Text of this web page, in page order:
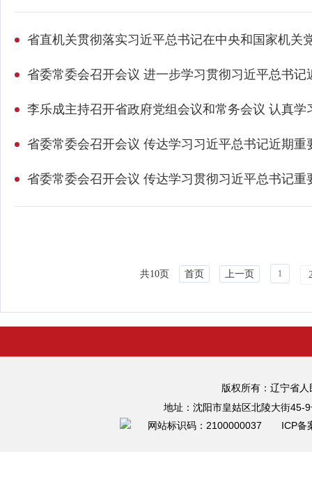
省直机关贯彻落实习近平总书记在中央和国家机关
共10页 首页 上一页 1
版权所有：辽宁省
地址：沈阳市皇姑区北陵大街
网站标识码：2100000037 ICP备